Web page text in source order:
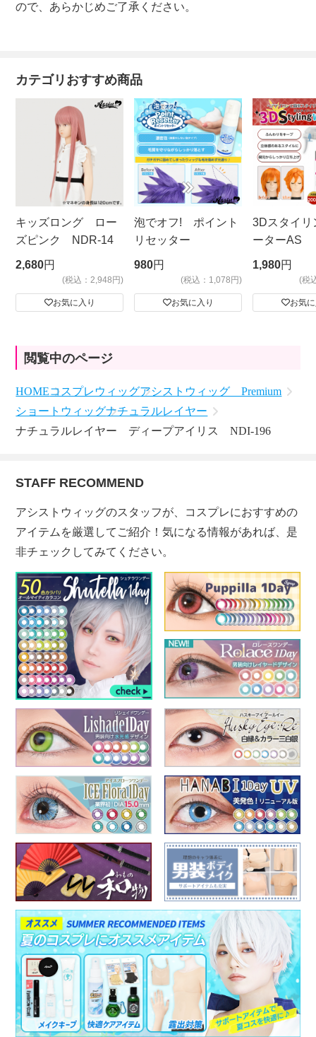
ので、あらかじめご了承ください。
カテゴリおすすめ商品
キッズロング ロー
ズピンク NDR-14
2,680円
(税込：2,948円)
お気に入り
泡でオフ! ポイント
リセッター
980円
(税込：1,078円)
お気に入り
3Dスタイリ
ーターAS
ビッグサイ
1,980円
(税
お気
閲覧中のページ
HOMEコスプレウィッグアシストウィッグ Premium
ショートウィッグナチュラルレイヤー
ナチュラルレイヤー ディープアイリス NDI-196
STAFF RECOMMEND
アシストウィッグのスタッフが、コスプレにおすすめの
アイテムを厳選してご紹介！気になる情報があれば、是
非チェックしてみてください。